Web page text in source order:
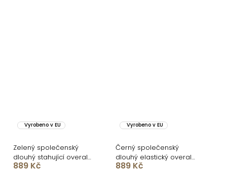
Vyrobeno v EU
Zelený společenský
dlouhý stahující overal
TRISERA
889 Kč
Vyrobeno v EU
Černý společenský
dlouhý elastický overal
TRISERA
889 Kč